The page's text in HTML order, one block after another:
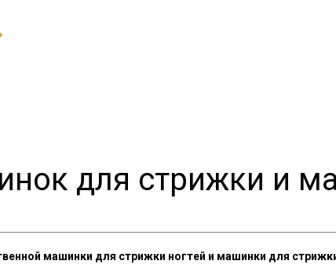
для стрижки и
машинки для стрижки ногтей и машинки для